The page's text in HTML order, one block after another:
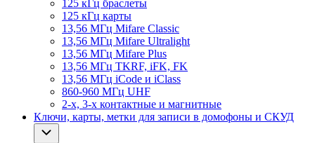
125 кГц браслеты
125 кГц карты
13,56 МГц Mifare Classic
13,56 МГц Mifare Ultralight
13,56 МГц Mifare Plus
13,56 МГц TKRF, iFK, FK
13,56 МГц iCode и iClass
860-960 МГц UHF
2-х, 3-х контактные и магнитные
Ключи, карты, метки для записи в домофоны и СКУД